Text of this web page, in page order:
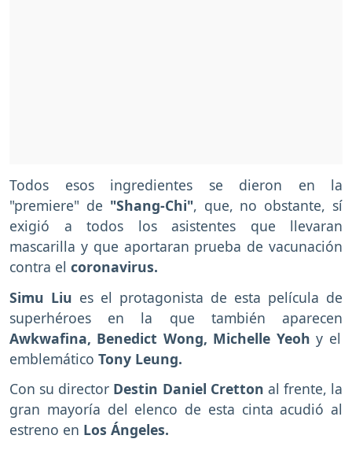
Todos esos ingredientes se dieron en la
"premiere" de "Shang-Chi", que, no obstante, sí
exigió a todos los asistentes que llevaran
mascarilla y que aportaran prueba de vacunación
contra el coronavirus.
Simu Liu es el protagonista de esta película de
superhéroes en la que también aparecen
Awkwafina, Benedict Wong, Michelle Yeohy el
emblemático Tony Leung.
Con su director Destin Daniel Cretton al frente, la
gran mayoría del elenco de esta cinta acudió al
estreno en Los Ángeles.